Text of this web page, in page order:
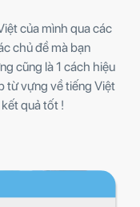
của mình qua các
chủ đề mà bạn
cũng là 1 cách hiệu
từ vựng về tiếng Việt
quả tốt !